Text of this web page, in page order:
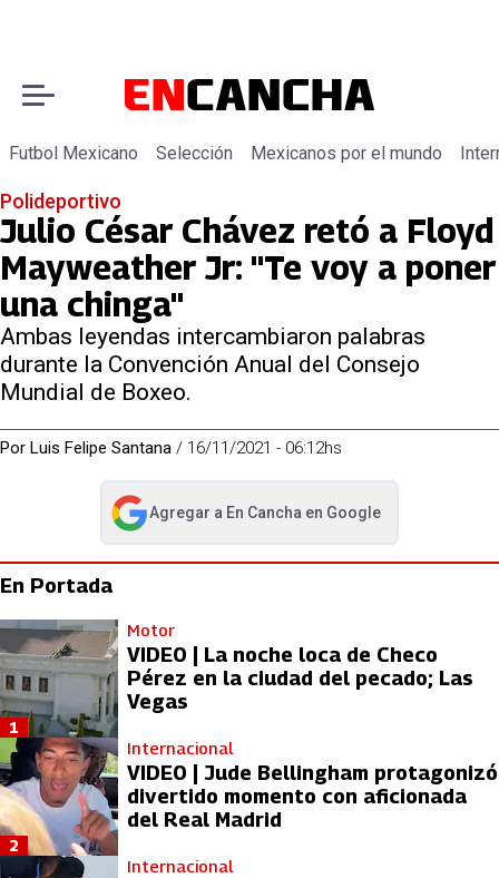
Futbol Mexicano Selección Mexicanos por el mundo
Polideportivo
Julio César Chávez retó a Floyd
Mayweather Jr: "Te voy a poner
una chinga"
Ambas leyendas intercambiaron palabras
durante la Convención Anual del Consejo
Mundial de Boxeo.
Por Luis Felipe Santana / 16/11/2021 - 06:12hs
Agregar a En Cancha en Google
abre en nueva pestaña
En Portada
Motor
VIDEO | La noche loca de Checo
Pérez en la ciudad del pecado; Las
Vegas
1
Internacional
VIDEO | Jude Bellingham protagonizó
divertido momento con aficionada
del Real Madrid
2
Internacional